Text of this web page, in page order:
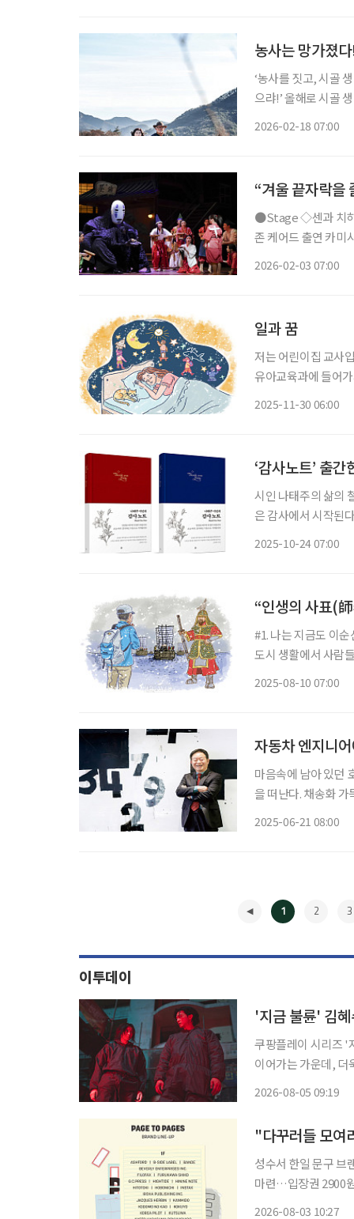
농사는 망가졌
‘농사를 짓고, 시골
으랴!’ 올해로 시골 생활 13년 차에 이른 이애란(66, ‘이애란갤러리 쪽빛풍경’ 대표)이 애초 품
2026-02-18 07:00
“겨울 끝자락을
●Stage ◇센과 치히로의 행방불명 일정 3월 22일까지 장소 예술의전당 오페라극장 연출
존 케어드 출연 카미
2026-02-03 07:00
일과 꿈
저는 어린이집 교사
유아교육과에 들어
2025-11-30 06:00
‘감사노트’ 출
시인 나태주의 삶의
은 감사에서 시작된
2025-10-24 07:00
“인생의 사표(
#1. 나는 지금도 이
도시 생활에서 사람
2025-08-10 07:00
자동차 엔지니
마음속에 남아 있던
을 떠난다. 채송화
2025-06-21 08:00
1 2 3
이투데이
'지금 불륜' 김
쿠팡플레이 시리즈 '
이어가는 가운데, 더욱
2026-08-05 09:19
"다꾸러들 모여
성수서 한일 문구 브
마련…입장권 2900원 판매 29CM는 다음달 2일부터 6일까지 서울
2026-08-03 10:27